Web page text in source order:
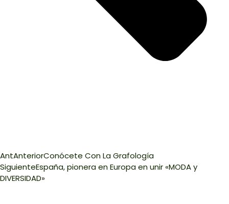
AntAnteriorConócete Con La Grafología
SiguienteEspaña, pionera en Europa en unir «MODA y
DIVERSIDAD»